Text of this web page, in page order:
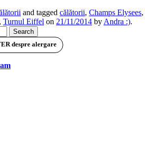
and tagged călătorii, Champs Elysees,
, Turnul Eiffel on 21/11/2014 by Andra :).
despre alergare